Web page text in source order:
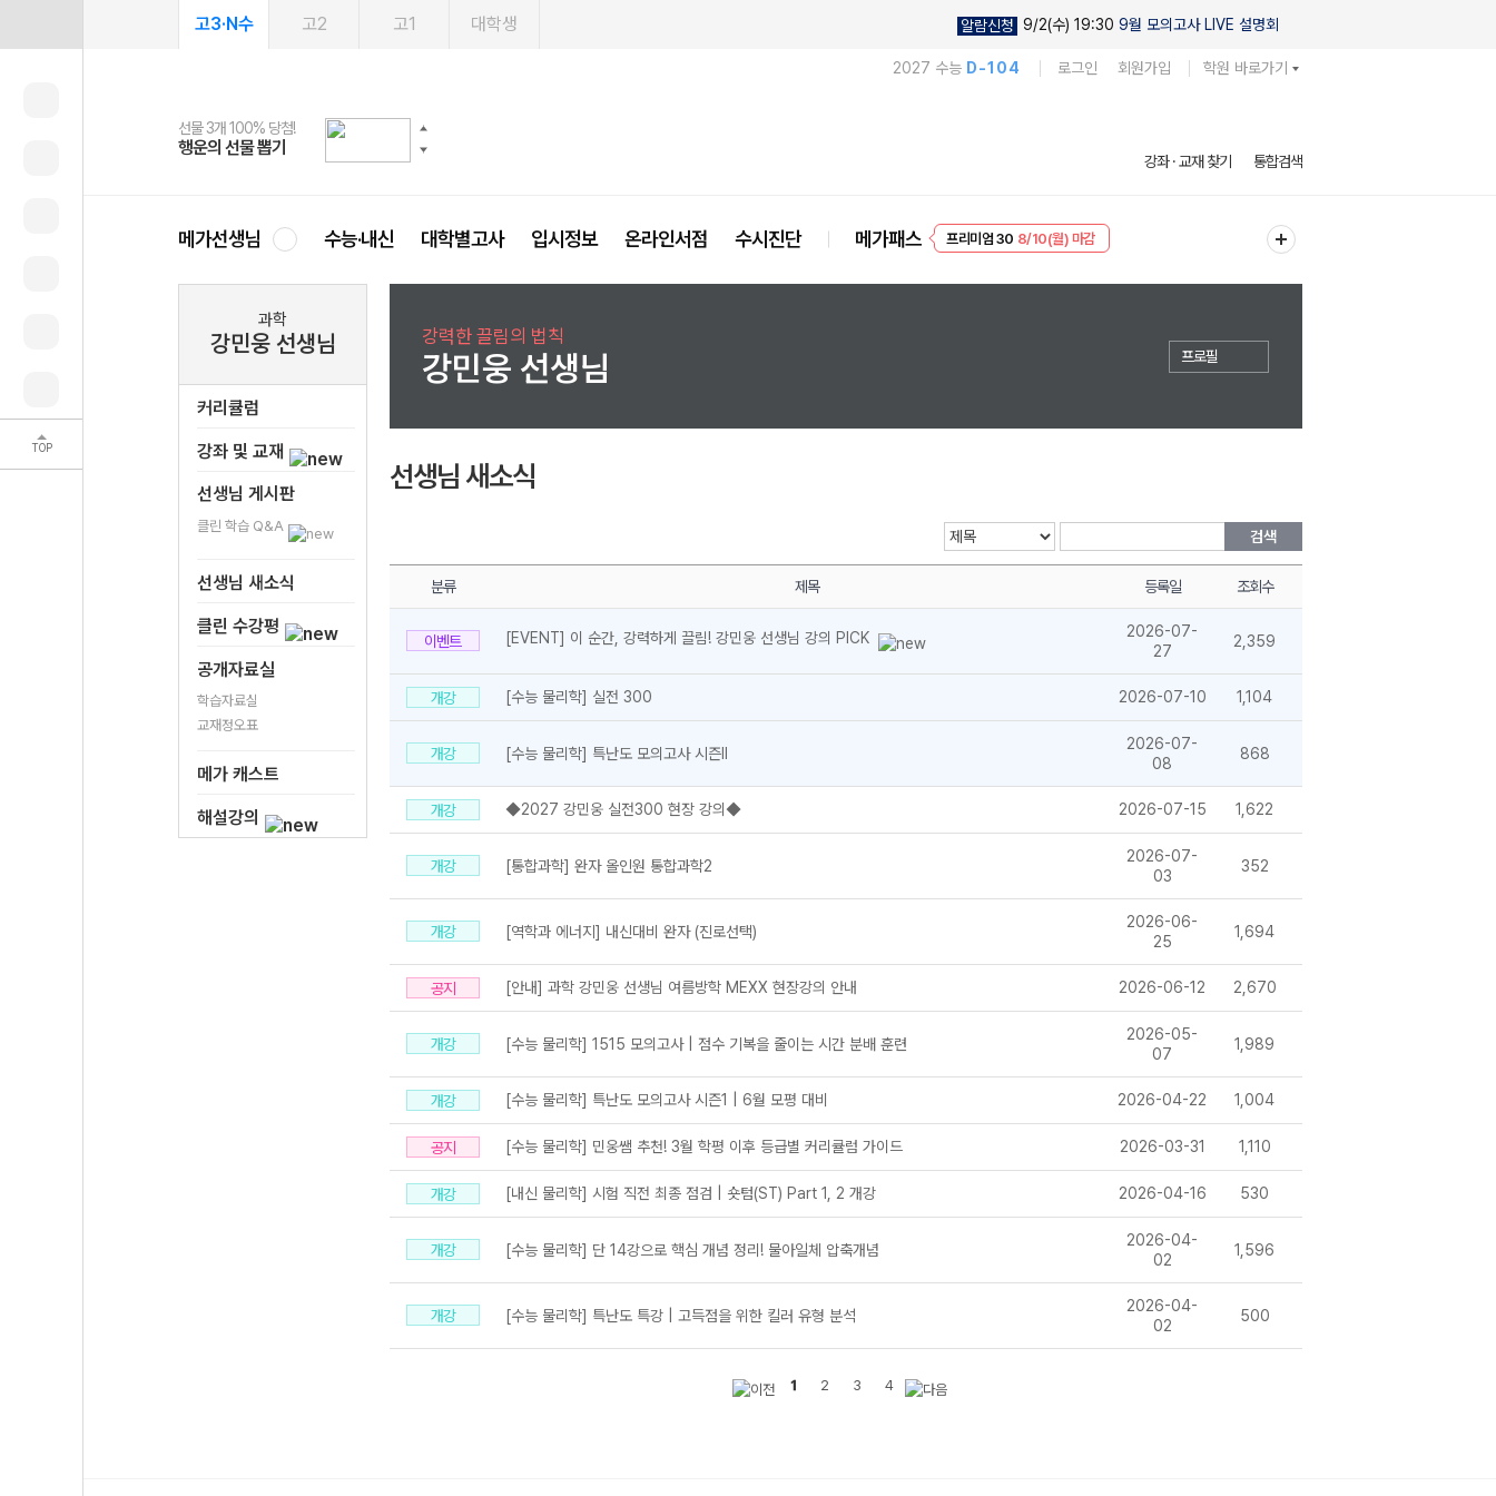
TOP
고3·N수 고2 고1 대학생 알람신청 9/2(수) 19:30 9월 모의고사 LIVE 설명회
2027 수능 D-104 로그인 회원가입 학원 바로가기
선물 3개 100% 당첨!
행운의 선물 뽑기
선물 100% 증정!
메가스터디 X 올리브
여름방학 스터디 캐시백
메가런 썸머스쿨
2027 러셀 단과
강사 공개선발
스마트러닝앱
설문 EVENT
메가패스
3일 무료 체험권
메가패스 수강생 무료혜택!
메가클럽 멤버십
사회공헌 캠페인
희망이룸 메가나눔
강좌 · 교재 찾기 통합검색
메가선생님 수능·내신 대학별고사 입시정보 온라인서점 수시진단 메가패스
EVENT 8/10(월) 마감
과학
강민웅 선생님
커리큘럼
강좌 및 교재
선생님 게시판
클린 학습 Q&A
선생님 새소식
클린 수강평
공개자료실
학습자료실
교재정오표
메가 캐스트
해설강의
강력한 끌림의 법칙
강민웅 선생님 프로필
선생님 새소식
검색
분류 제목 등록일 조회수
이벤트 [EVENT] 이 순간, 강력하게 끌림! 강민웅 선생님 강의 PICK
2026-07-
27
2,359
개강 [수능 물리학] 실전 300 2026-07-10 1,104
개강 [수능 물리학] 특난도 모의고사 시즌II
2026-07-
08
868
개강 ◆2027 강민웅 실전300 현장 강의◆ 2026-07-15 1,622
개강 [통합과학] 완자 올인원 통합과학2
2026-07-
03
352
개강 [역학과 에너지] 내신대비 완자 (진로선택)
2026-06-
25
1,694
공지 [안내] 과학 강민웅 선생님 여름방학 MEXX 현장강의 안내 2026-06-12 2,670
개강 [수능 물리학] 1515 모의고사 | 점수 기복을 줄이는 시간 분배 훈련
2026-05-
07
1,989
개강 [수능 물리학] 특난도 모의고사 시즌1 | 6월 모평 대비 2026-04-22 1,004
공지 [수능 물리학] 민웅쌤 추천! 3월 학평 이후 등급별 커리큘럼 가이드 2026-03-31 1,110
개강 [내신 물리학] 시험 직전 최종 점검 | 숏텀(ST) Part 1, 2 개강 2026-04-16 530
개강 [수능 물리학] 단 14강으로 핵심 개념 정리! 물아일체 압축개념
2026-04-
02
1,596
개강 [수능 물리학] 특난도 특강 | 고득점을 위한 킬러 유형 분석
2026-04-
02
500
1 2 3 4